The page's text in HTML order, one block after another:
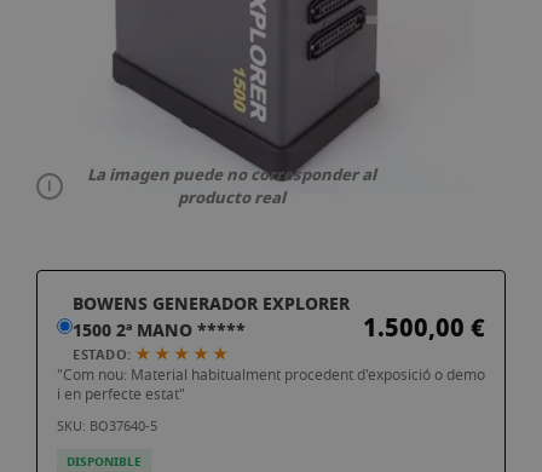
La imagen puede no corresponder al
producto real
Vés
començament
galeria
d'imatges
BOWENS GENERADOR EXPLORER
1500 2ª MANO *****
ESTADO: ★ ★ ★ ★ ★
1.500,00 €
"Com nou: Material habitualment procedent d'exposició o demo
i en perfecte estat"
SKU: BO37640-5
DISPONIBLE